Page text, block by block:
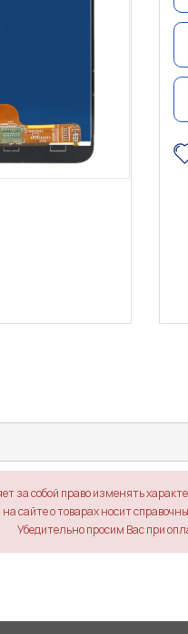
за собой право изменять
сайте о товарах носит
Убедительно просим Вас при